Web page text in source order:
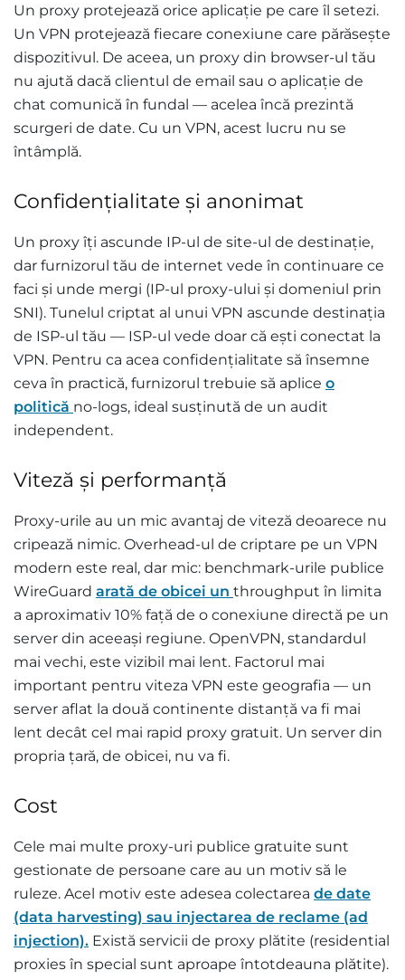
Un proxy protejează orice aplicație pe care îl setezi.
Un VPN protejează fiecare conexiune care părăsește
dispozitivul. De aceea, un proxy din browser-ul tău
nu ajută dacă clientul de email sau o aplicație de
chat comunică în fundal — acelea încă prezintă
scurgeri de date. Cu un VPN, acest lucru nu se
întâmplă.
Confidențialitate și anonimat
Un proxy îți ascunde IP-ul de site-ul de destinație,
dar furnizorul tău de internet vede în continuare ce
faci și unde mergi (IP-ul proxy-ului și domeniul prin
SNI). Tunelul criptat al unui VPN ascunde destinația
de ISP-ul tău — ISP-ul vede doar că ești conectat la
VPN. Pentru ca acea confidențialitate să însemne
ceva în practică, furnizorul trebuie să aplice o
politică no-logs, ideal susținută de un audit
independent.
Viteză și performanță
Proxy-urile au un mic avantaj de viteză deoarece nu
cripează nimic. Overhead-ul de criptare pe un VPN
modern este real, dar mic: benchmark-urile publice
WireGuard arată de obicei un throughput în limita
a aproximativ 10% față de o conexiune directă pe un
server din aceeași regiune. OpenVPN, standardul
mai vechi, este vizibil mai lent. Factorul mai
important pentru viteza VPN este geografia — un
server aflat la două continente distanță va fi mai
lent decât cel mai rapid proxy gratuit. Un server din
propria țară, de obicei, nu va fi.
Cost
Cele mai multe proxy-uri publice gratuite sunt
gestionate de persoane care au un motiv să le
ruleze. Acel motiv este adesea colectarea de date
(data harvesting) sau injectarea de reclame (ad
injection). Există servicii de proxy plătite (residential
proxies în special sunt aproape întotdeauna plătite).